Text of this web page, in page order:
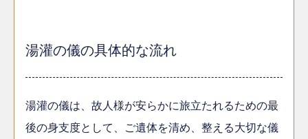
湯灌の儀の具体的な流れ
湯灌の儀は、故人様が安らかに旅立たれるための最
後の身支度として、ご遺体を清め、整える大切な儀